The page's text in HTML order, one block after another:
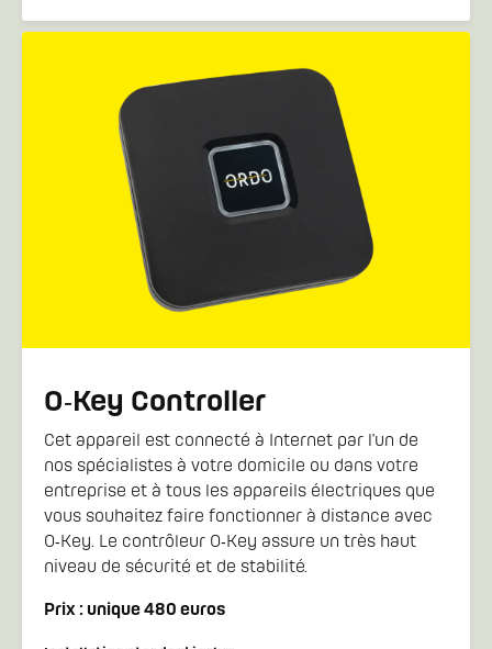
O‑Key Controller
Cet appareil est connecté à Internet par l'un de
nos spécialistes à votre domicile ou dans votre
entreprise et à tous les appareils électriques que
vous souhaitez faire fonctionner à distance avec
O‑Key. Le contrôleur O‑Key assure un très haut
niveau de sécurité et de stabilité.
Prix : unique 480 euros